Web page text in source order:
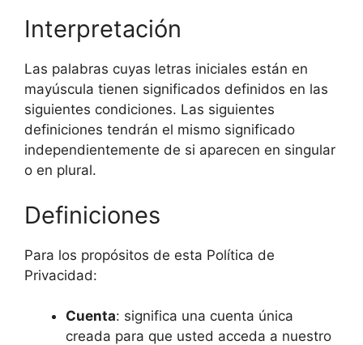
Interpretación
Las palabras cuyas letras iniciales están en
mayúscula tienen significados definidos en las
siguientes condiciones. Las siguientes
definiciones tendrán el mismo significado
independientemente de si aparecen en singular
o en plural.
Definiciones
Para los propósitos de esta Política de
Privacidad:
Cuenta: significa una cuenta única
creada para que usted acceda a nuestro